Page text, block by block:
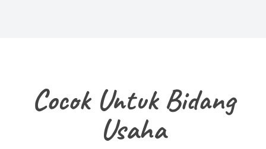
Cocok Untuk Bidang
Usaha